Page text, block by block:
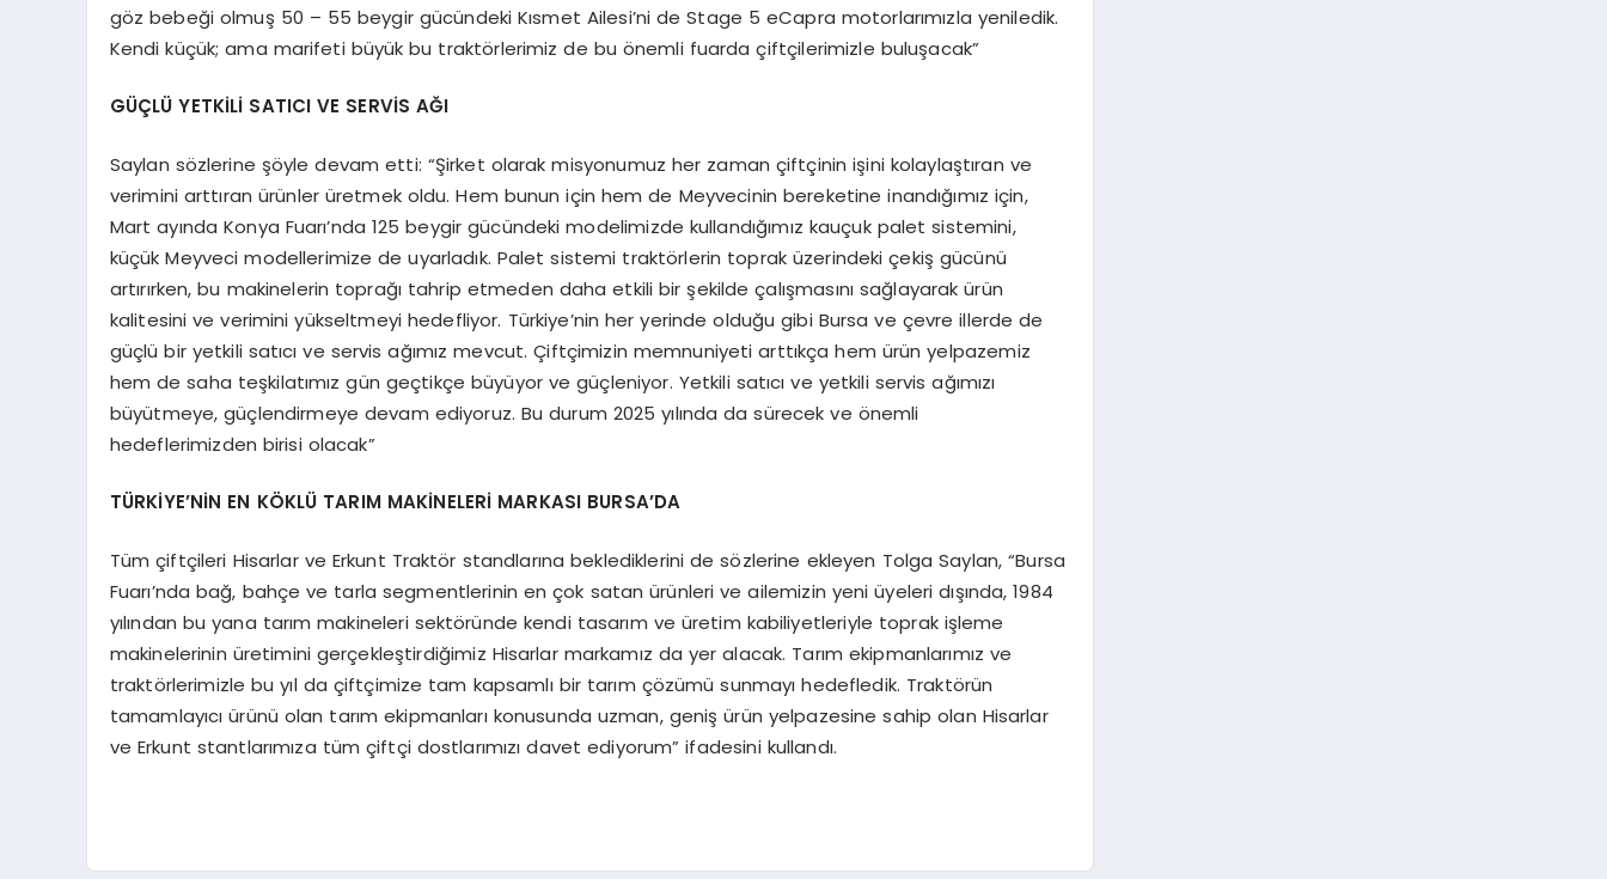
göz bebeği olmuş 50 – 55 beygir gücündeki Kısmet Ailesi’ni de Stage 5 eCapra motorlarımızla yeniledik.
Kendi küçük; ama marifeti büyük bu traktörlerimiz de bu önemli fuarda çiftçilerimizle buluşacak”
GÜÇLÜ YETKİLİ SATICI VE SERVİS AĞI
Saylan sözlerine şöyle devam etti: “Şirket olarak misyonumuz her zaman çiftçinin işini kolaylaştıran ve
verimini arttıran ürünler üretmek oldu. Hem bunun için hem de Meyvecinin bereketine inandığımız için,
Mart ayında Konya Fuarı’nda 125 beygir gücündeki modelimizde kullandığımız kauçuk palet sistemini,
küçük Meyveci modellerimize de uyarladık. Palet sistemi traktörlerin toprak üzerindeki çekiş gücünü
artırırken, bu makinelerin toprağı tahrip etmeden daha etkili bir şekilde çalışmasını sağlayarak ürün
kalitesini ve verimini yükseltmeyi hedefliyor. Türkiye’nin her yerinde olduğu gibi Bursa ve çevre illerde de
güçlü bir yetkili satıcı ve servis ağımız mevcut. Çiftçimizin memnuniyeti arttıkça hem ürün yelpazemiz
hem de saha teşkilatımız gün geçtikçe büyüyor ve güçleniyor. Yetkili satıcı ve yetkili servis ağımızı
büyütmeye, güçlendirmeye devam ediyoruz. Bu durum 2025 yılında da sürecek ve önemli
hedeflerimizden birisi olacak”
TÜRKİYE’NİN EN KÖKLÜ TARIM MAKİNELERİ MARKASI BURSA’DA
Tüm çiftçileri Hisarlar ve Erkunt Traktör standlarına beklediklerini de sözlerine ekleyen Tolga Saylan, “Bursa
Fuarı’nda bağ, bahçe ve tarla segmentlerinin en çok satan ürünleri ve ailemizin yeni üyeleri dışında, 1984
yılından bu yana tarım makineleri sektöründe kendi tasarım ve üretim kabiliyetleriyle toprak işleme
makinelerinin üretimini gerçekleştirdiğimiz Hisarlar markamız da yer alacak. Tarım ekipmanlarımız ve
traktörlerimizle bu yıl da çiftçimize tam kapsamlı bir tarım çözümü sunmayı hedefledik. Traktörün
tamamlayıcı ürünü olan tarım ekipmanları konusunda uzman, geniş ürün yelpazesine sahip olan Hisarlar
ve Erkunt stantlarımıza tüm çiftçi dostlarımızı davet ediyorum” ifadesini kullandı.